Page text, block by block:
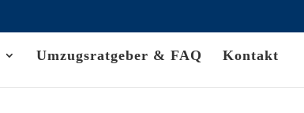
Umzugsratgeber & FAQ Kontakt